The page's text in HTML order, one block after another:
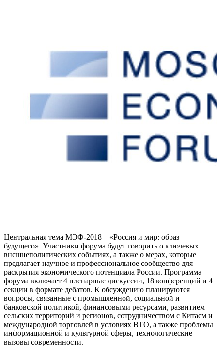
Центральная тема МЭФ-2018 – «Россия и мир: образ
будущего». Участники форума будут говорить о ключевых
внешнеполитических событиях, а также о мерах, которые
предлагает научное и профессиональное сообщество для
раскрытия экономического потенциала России. Программа
форума включает 4 пленарные дискуссии, 18 конференций и 4
секции в формате дебатов. К обсуждению планируются
вопросы, связанные с промышленной, социальной и
банковской политикой, финансовыми ресурсами, развитием
сельских территорий и регионов, сотрудничеством с Китаем и
международной торговлей в условиях ВТО, а также проблемы
информационной и культурной сферы, технологические
вызовы современности.